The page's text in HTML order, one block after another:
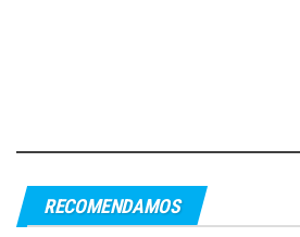
RECOMENDAMOS